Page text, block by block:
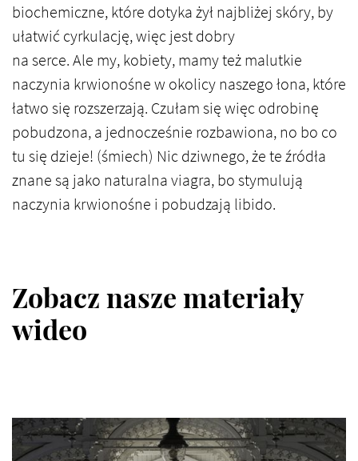
biochemiczne, które dotyka żył najbliżej skóry, by
ułatwić cyrkulację, więc jest dobry
na serce. Ale my, kobiety, mamy też malutkie
naczynia krwionośne w okolicy naszego łona, które
łatwo się rozszerzają. Czułam się więc odrobinę
pobudzona, a jednocześnie rozbawiona, no bo co
tu się dzieje! (śmiech) Nic dziwnego, że te źródła
znane są jako naturalna viagra, bo stymulują
naczynia krwionośne i pobudzają libido.
Zobacz nasze materiały
wideo